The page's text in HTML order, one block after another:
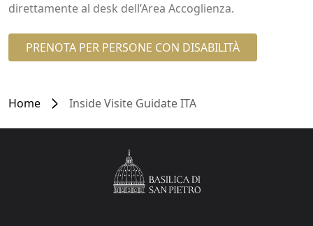
direttamente al desk dell’Area Accoglienza.
PRENOTA PER PERSONE CON DISABILITÀ
Home Inside Visite Guidate ITA